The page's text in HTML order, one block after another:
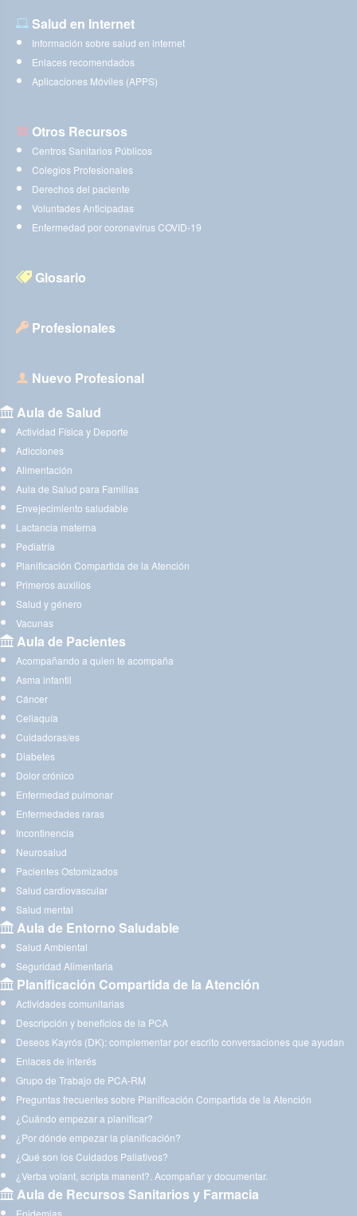
Salud en Internet
Información sobre salud en internet
Enlaces recomendados
Aplicaciones Móviles (APPS)
Otros Recursos
Centros Sanitarios Públicos
Colegios Profesionales
Derechos del paciente
Voluntades Anticipadas
Enfermedad por coronavirus COVID-19
Glosario
Profesionales
Nuevo Profesional
Aula de Salud
Actividad Física y Deporte
Adicciones
Alimentación
Aula de Salud para Familias
Envejecimiento saludable
Lactancia materna
Pediatría
Planificación Compartida de la Atención
Primeros auxilios
Salud y género
Vacunas
Aula de Pacientes
Acompañando a quien te acompaña
Asma infantil
Cáncer
Celiaquía
Cuidadoras/es
Diabetes
Dolor crónico
Enfermedad pulmonar
Enfermedades raras
Incontinencia
Neurosalud
Pacientes Ostomizados
Salud cardiovascular
Salud mental
Aula de Entorno Saludable
Salud Ambiental
Seguridad Alimentaria
Planificación Compartida de la Atención
Actividades comunitarias
Descripción y beneficios de la PCA
Deseos Kayrós (DK): complementar por escrito conversaciones que ayudan
Enlaces de interés
Grupo de Trabajo de PCA-RM
Preguntas frecuentes sobre Planificación Compartida de la Atención
¿Cuándo empezar a planificar?
¿Por dónde empezar la planificación?
¿Qué son los Cuidados Paliativos?
¿Verba volant, scripta manent?. Acompañar y documentar.
Aula de Recursos Sanitarios y Farmacia
Epidemias